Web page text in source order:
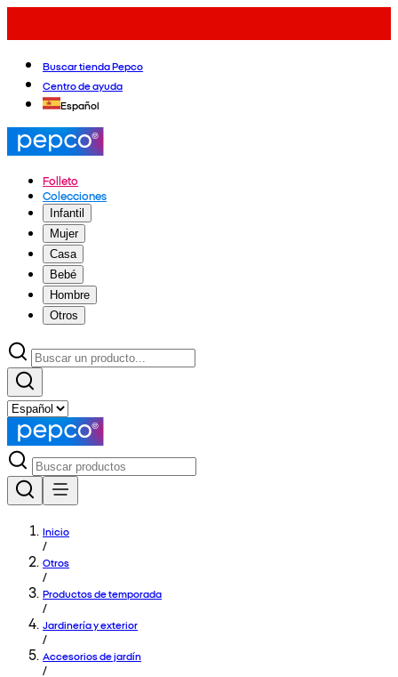
Buscar tienda Pepco
Centro de ayuda
Español
Folleto
Colecciones
Infantil
Mujer
Casa
Bebé
Hombre
Otros
Inicio
/
Otros
/
Productos de temporada
/
Jardinería y exterior
/
Accesorios de jardín
/